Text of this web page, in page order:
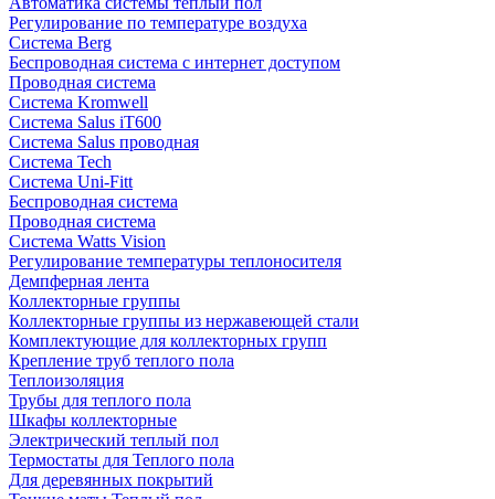
Регулирование по температуре воздуха
Система Berg
Беспроводная система с интернет доступом
Проводная система
Система Kromwell
Система Salus iT600
Система Salus проводная
Система Tech
Система Uni-Fitt
Беспроводная система
Проводная система
Система Watts Vision
Регулирование температуры теплоносителя
Демпферная лента
Коллекторные группы
Коллекторные группы из нержавеющей стали
Комплектующие для коллекторных групп
Крепление труб теплого пола
Теплоизоляция
Трубы для теплого пола
Шкафы коллекторные
Электрический теплый пол
Термостаты для Теплого пола
Для деревянных покрытий